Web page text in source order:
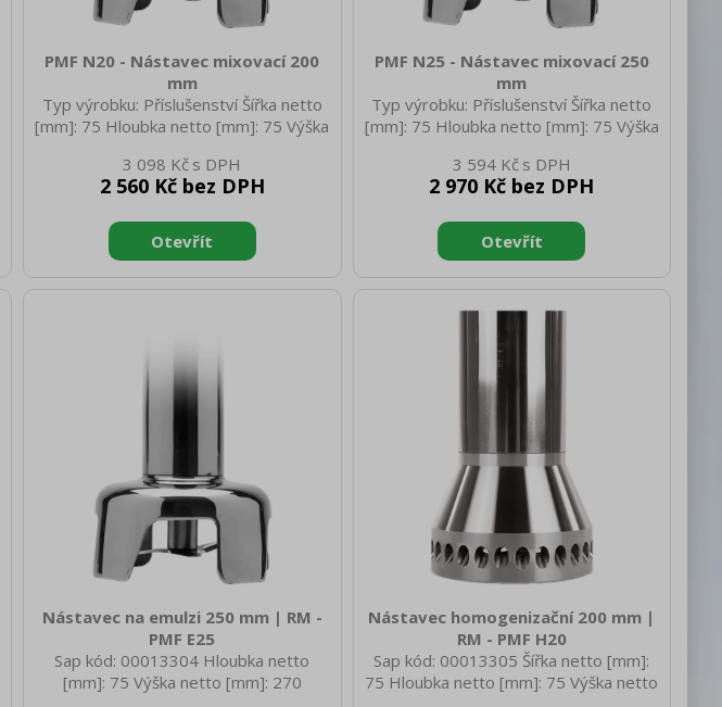
PMF N20 - Nástavec mixovací 200
mm
Typ výrobku: Příslušenství Šířka netto
[mm]: 75 Hloubka netto [mm]: 75 Výška
0.40 Šířka brutto [mm]: 125 Hloubka
brutto [mm]: 110 Výška brutto [mm]:
3 098 Kč
2 560 Kč bez DPH
PMF N25 - Nástavec mixovací 250
mm
Typ výrobku: Příslušenství Šířka netto
[mm]: 75 Hloubka netto [mm]: 75 Výška
0.40 Šířka brutto [mm]: 125 Hloubka
brutto [mm]: 110 Výška brutto [mm]:
3 594 Kč
2 970 Kč bez DPH
Nástavec na emulzi 250 mm | RM -
PMF E25
Sap kód: 00013304 Hloubka netto
[mm]: 75 Výška netto [mm]: 270
Nástavec homogenizační 200 mm |
RM - PMF H20
Sap kód: 00013305 Šířka netto [mm]:
75 Hloubka netto [mm]: 75 Výška netto